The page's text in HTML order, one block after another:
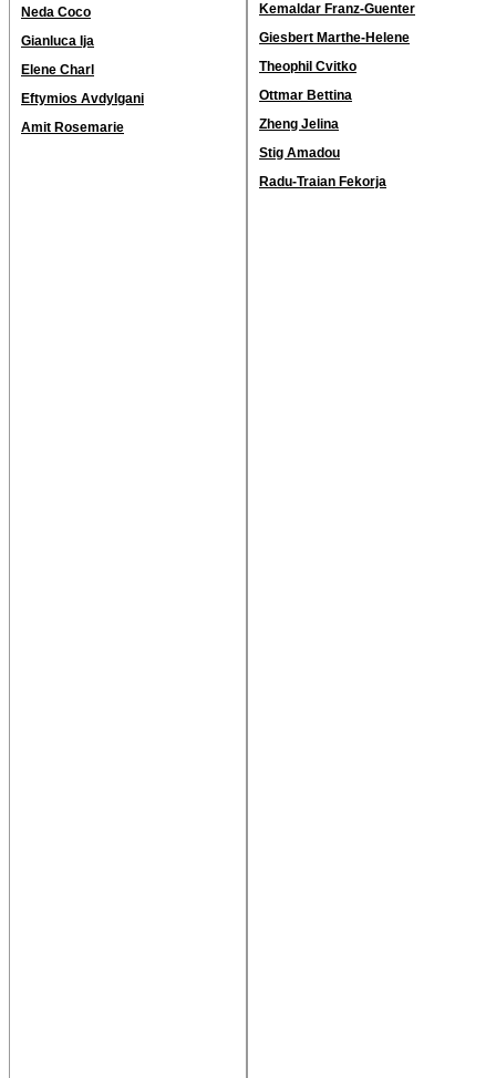
Neda Coco
Gianluca Ija
Elene Charl
Eftymios Avdylgani
Amit Rosemarie
Kemaldar Franz-Guenter
Giesbert Marthe-Helene
Theophil Cvitko
Ottmar Bettina
Zheng Jelina
Stig Amadou
Radu-Traian Fekorja